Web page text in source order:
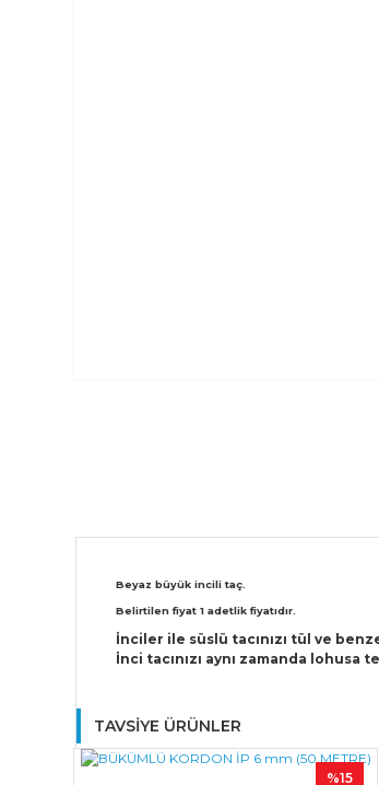
Beyaz büyük incili taç.
Belirtilen fiyat 1 adetlik fiyatıdır.
İnciler ile süslü tacınızı tül ve
İnci tacınızı aynı zamanda
TAVSİYE ÜRÜNLER
%15